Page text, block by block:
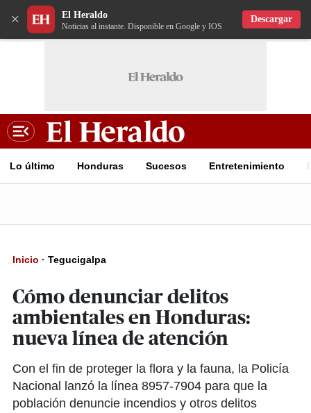
× El Heraldo
Noticias al instante. Disponible en Google y IOS
Descargar
Lo último Honduras Sucesos Entretenimiento
Inicio · Tegucigalpa
Cómo denunciar delitos
ambientales en Honduras:
nueva línea de atención
Con el fin de proteger la flora y la fauna, la Policía
Nacional lanzó la línea 8957-7904 para que la
población denuncie incendios y otros delitos